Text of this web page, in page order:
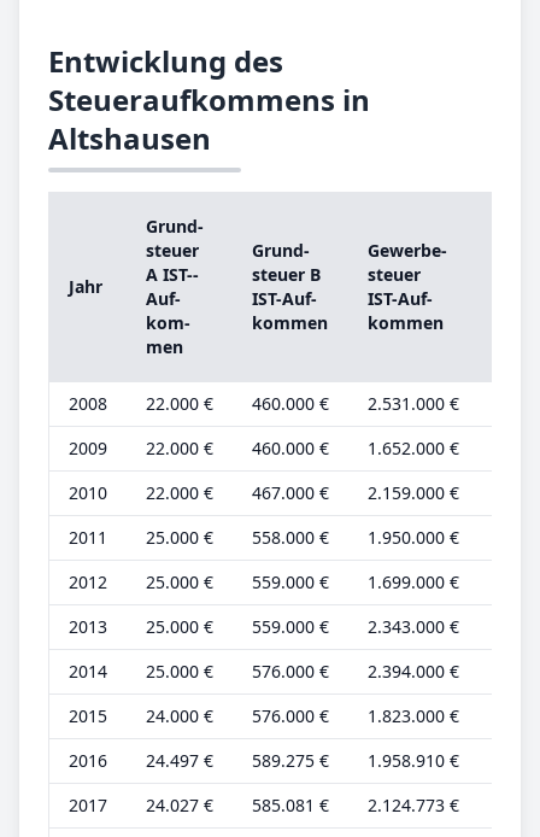
Entwicklung des
Steueraufkommens in
Altshausen
Jahr
Grund­
steu­er
A IST-­
Auf­
kom­
men
Grund­
steu­er B
IST-­Auf­
kom­men
Ge­wer­be­
steu­er
IST-­Auf­
kom­men
2008 22.000 € 460.000 € 2.531.000 €
2009
22.000 € 460.000 € 1.652.000 €
2010
22.000 € 467.000 € 2.159.000 €
2011
25.000 € 558.000 € 1.950.000 €
2012
25.000 € 559.000 € 1.699.000 €
2013
25.000 € 559.000 € 2.343.000 €
2014
25.000 € 576.000 € 2.394.000 €
2015
24.000 € 576.000 € 1.823.000 €
2016
24.497 € 589.275 € 1.958.910 €
2017
24.027 € 585.081 € 2.124.773 €